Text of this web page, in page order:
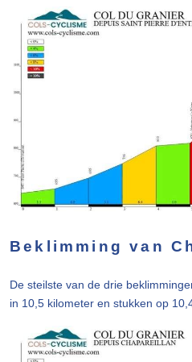
Beklimming van
De steilste van de drie
in 10,5 kilometer en stukken op